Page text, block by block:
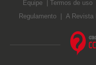
Equipe Termos de uso
Regulamento
A Revista